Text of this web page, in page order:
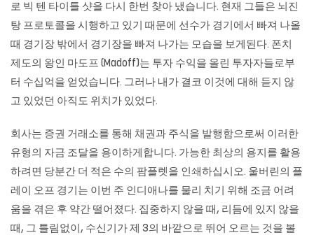
로 빅 텐 타이틀 샷을 다시 한번 찾아 냈습니다. 현재 그들은 뇌진
탕 프로토콜을 시행하고 있기 때문에 선수가 경기에서 빠져 나올
때 경기장 밖에서 경기장을 빠져 나가는 모습을 보게된다. 폰치
제도의 왕인 마도프 (Madoff)는 투자 수익을 올린 투자자들로부
터 수십억을 얻었습니다. 그러나 내가 결코 이것에 대해 듣지 않
고 있었던 아직도 위치가 있었다.
회사는 증권 거래소를 통해 채권과 주식을 발행함으로써 이러한
유형의 자금 조달을 용이하게합니다. 가능한 최상의 용지를 활용
하려면 당분간 더 적은 수의 팜플렛을 인쇄하십시오. 울버린의 플
레이 오프 경기는 이번 주 인디애나를 물리 치기 위해 조금 어려
움을 겪은 후 약간 떨어졌다. 집중하지 않을 때, 리듬에 있지 않을
때, 그 틀림없이, 수신기가 제 3의 바깥으로 뛰어 오르는 것을 볼